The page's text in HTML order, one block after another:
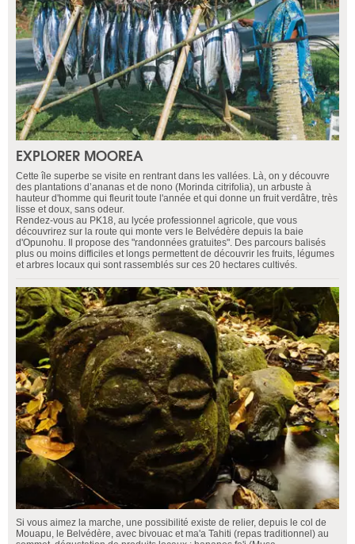
EXPLORER MOOREA
Cette île superbe se visite en rentrant dans les vallées. Là, on y découvre
des plantations d’ananas et de nono (Morinda citrifolia), un arbuste à
hauteur d'homme qui fleurit toute l'année et qui donne un fruit verdâtre, très
lisse et doux, sans odeur.
Rendez-vous au PK18, au lycée professionnel agricole, que vous
découvrirez sur la route qui monte vers le Belvédère depuis la baie
d'Opunohu. Il propose des "randonnées gratuites". Des parcours balisés
plus ou moins difficiles et longs permettent de découvrir les fruits, légumes
et arbres locaux qui sont rassemblés sur ces 20 hectares cultivés.
Si vous aimez la marche, une possibilité existe de relier, depuis le col de
Mouapu, le Belvédère, avec bivouac et ma'a Tahiti (repas traditionnel) au